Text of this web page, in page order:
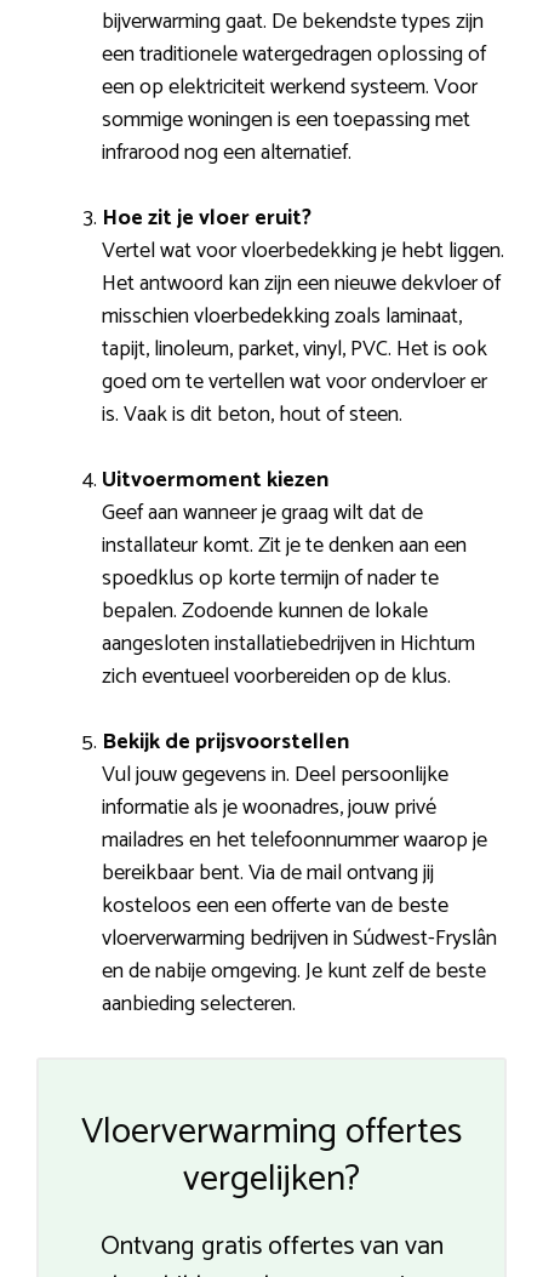
bijverwarming gaat. De bekendste types zijn
een traditionele watergedragen oplossing of
een op elektriciteit werkend systeem. Voor
sommige woningen is een toepassing met
infrarood nog een alternatief.
Hoe zit je vloer eruit?
Vertel wat voor vloerbedekking je hebt liggen.
Het antwoord kan zijn een nieuwe dekvloer of
misschien vloerbedekking zoals laminaat,
tapijt, linoleum, parket, vinyl, PVC. Het is ook
goed om te vertellen wat voor ondervloer er
is. Vaak is dit beton, hout of steen.
Uitvoermoment kiezen
Geef aan wanneer je graag wilt dat de
installateur komt. Zit je te denken aan een
spoedklus op korte termijn of nader te
bepalen. Zodoende kunnen de lokale
aangesloten installatiebedrijven in Hichtum
zich eventueel voorbereiden op de klus.
Bekijk de prijsvoorstellen
Vul jouw gegevens in. Deel persoonlijke
informatie als je woonadres, jouw privé
mailadres en het telefoonnummer waarop je
bereikbaar bent. Via de mail ontvang jij
kosteloos een een offerte van de beste
vloerverwarming bedrijven in Súdwest-Fryslân
en de nabije omgeving. Je kunt zelf de beste
aanbieding selecteren.
Vloerverwarming offertes
vergelijken?
Ontvang gratis offertes van van